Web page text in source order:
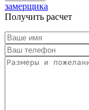
замерщика
Получить расчет